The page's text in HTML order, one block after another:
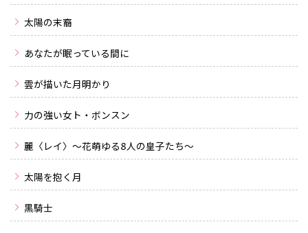
太陽の末裔
あなたが眠っている間に
雲が描いた月明かり
力の強い女ト・ボンスン
麗〈レイ〉〜花萌ゆる8人の皇子たち〜
太陽を抱く月
黒騎士